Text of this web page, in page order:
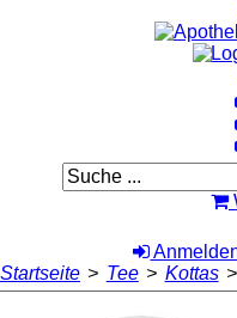
Startseite > Tee > Kottas >